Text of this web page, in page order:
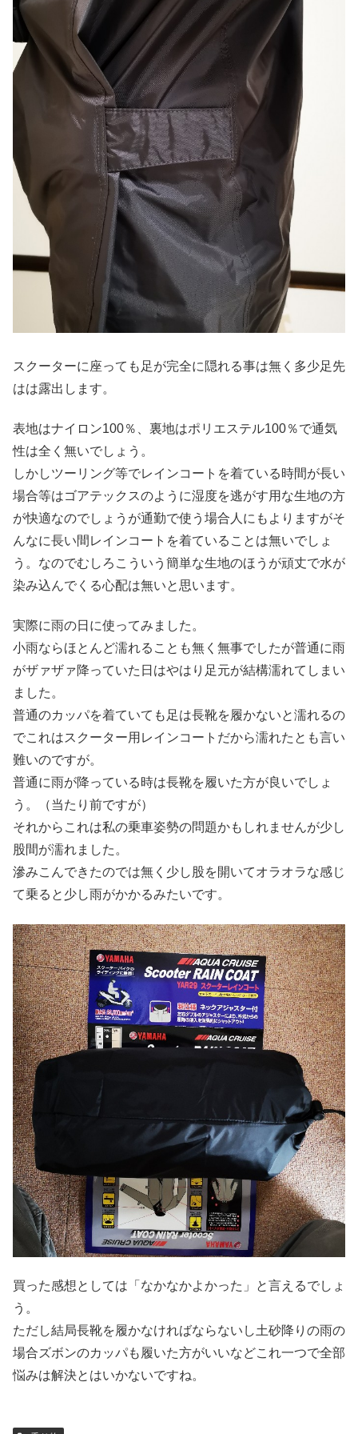
スクーターに座っても足が完全に隠れる事は無く多少足先
はは露出します。
表地はナイロン100％、裏地はポリエステル100％で通気
性は全く無いでしょう。
しかしツーリング等でレインコートを着ている時間が長い
場合等はゴアテックスのように湿度を逃がす用な生地の方
が快適なのでしょうが通勤で使う場合人にもよりますがそ
んなに長い間レインコートを着ていることは無いでしょ
う。なのでむしろこういう簡単な生地のほうが頑丈で水が
染み込んでくる心配は無いと思います。
実際に雨の日に使ってみました。
小雨ならほとんど濡れることも無く無事でしたが普通に雨
がザァザァ降っていた日はやはり足元が結構濡れてしまい
ました。
普通のカッパを着ていても足は長靴を履かないと濡れるの
でこれはスクーター用レインコートだから濡れたとも言い
難いのですが。
普通に雨が降っている時は長靴を履いた方が良いでしょ
う。（当たり前ですが）
それからこれは私の乗車姿勢の問題かもしれませんが少し
股間が濡れました。
滲みこんできたのでは無く少し股を開いてオラオラな感じ
て乗ると少し雨がかかるみたいです。
買った感想としては「なかなかよかった」と言えるでしょ
う。
ただし結局長靴を履かなければならないし土砂降りの雨の
場合ズボンのカッパも履いた方がいいなどこれ一つで全部
悩みは解決とはいかないですね。